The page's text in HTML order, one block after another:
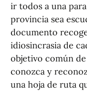
ir todos a una
provincia sea
documento
idiosincrasia de
objetivo común
conozca y
una hoja de ruta